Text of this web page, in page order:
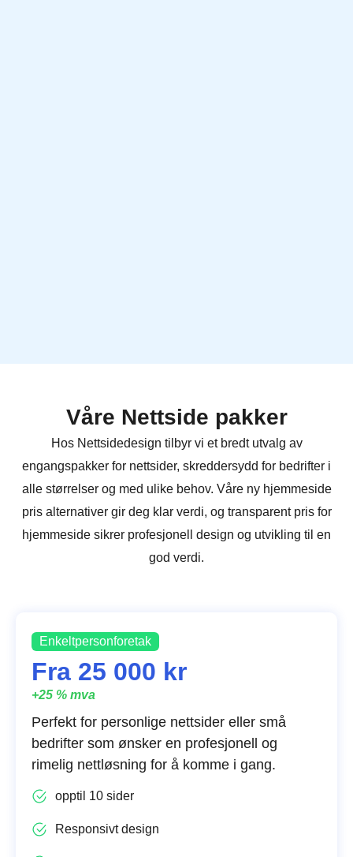
Våre Nettside pakker
Hos Nettsidedesign tilbyr vi et bredt utvalg av
engangspakker for nettsider, skreddersydd for bedrifter i
alle størrelser og med ulike behov. Våre ny hjemmeside
pris alternativer gir deg klar verdi, og transparent pris for
hjemmeside sikrer profesjonell design og utvikling til en
god verdi.
Enkeltpersonforetak
Fra 25 000 kr
+25 % mva
Perfekt for personlige nettsider eller små
bedrifter som ønsker en profesjonell og
rimelig nettløsning for å komme i gang.
opptil 10 sider
Responsivt design